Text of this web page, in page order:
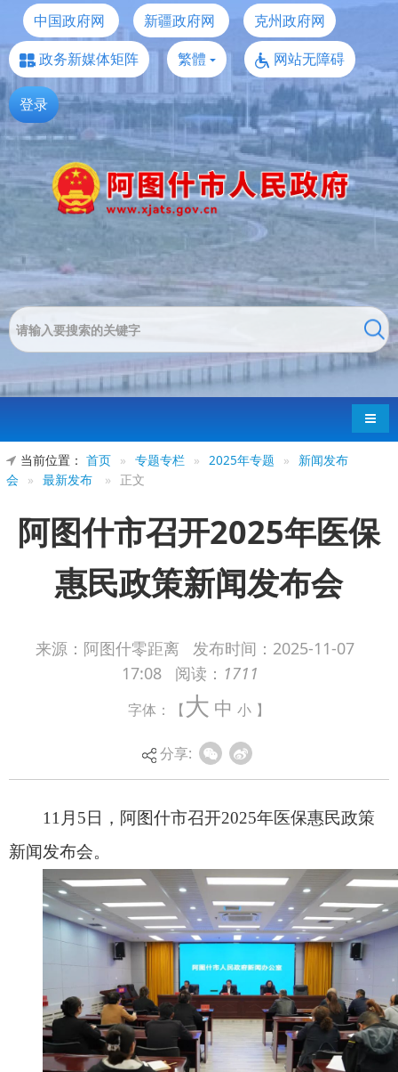
中国政府网 新疆政府网
克州政府网
政务新媒体矩阵
繁體 网站无障碍
登录
导航
当前位置： 首页 » 专题专栏 » 2025年专题 »
新闻发布
会 » 最新发布 » 正文
阿图什市召开2025年医保
惠民政策新闻发布会
来源：阿图什零距离 发布时间： 2025-11-07
17:08
阅读： 1711
字体：【大 中 小 】
分享:
11月5日，阿图什市召开2025年医保惠民政策
会上，市医保局相关负责人介绍了2025年医保
惠民政策主要内容及落实情况，并围绕参保缴费、
亲情账号、异地就医等热点问题回答了记者提问。
今年以来，阿图什市医保局始终坚持以人民为
中心的发展思想，把“群众满不满意”作为检验工作